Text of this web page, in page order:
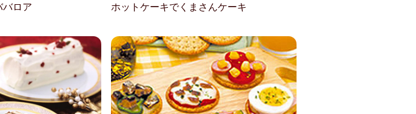
バロア ホットケーキでくまさんケーキ